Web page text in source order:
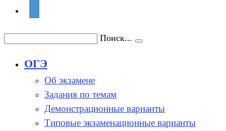
Поиск...
ОГЭ
Об экзамене
Задания по темам
Демонстрационные варианты
Типовые экзаменационные варианты